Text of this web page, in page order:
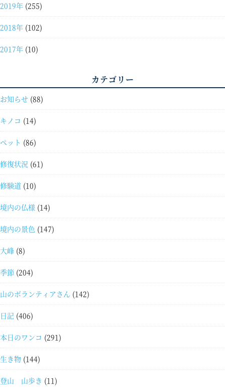
2019年 (255)
2018年 (102)
2017年 (10)
カテゴリー
お知らせ (88)
キノコ (14)
ペット (86)
修復状況 (61)
修験道 (10)
境内の仏様 (14)
境内の景色 (147)
大峰 (8)
季節 (204)
山のボランティアさん (142)
日記 (406)
本日のワンコ (291)
生き物 (144)
登山 山歩き (11)